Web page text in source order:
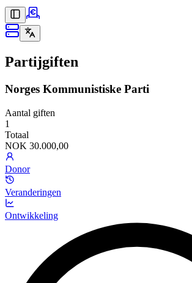
Partijgiften
Norges Kommunistiske Parti
Aantal giften
1
Totaal
NOK 30.000,00
Donor
Veranderingen
Ontwikkeling